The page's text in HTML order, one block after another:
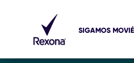
SIGAMOS